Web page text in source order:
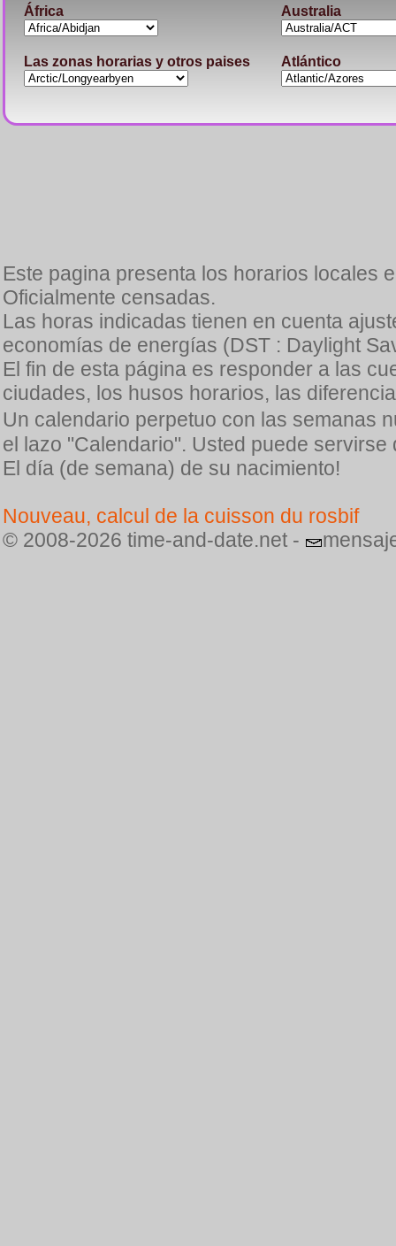
África Australia
Las zonas horarias y otros paises Atlántico
Este pagina presenta los horarios locales
Oficialmente censadas.
Las horas indicadas tienen en cuenta
economías de energías (DST : Daylight
El fin de esta página es responder a las
ciudades, los husos horarios, las
Un calendario perpetuo con las semanas
el lazo "Calendario". Usted puede
El día (de semana) de su nacimiento!
Nouveau, calcul de la cuisson du rosbif
© 2008-2026 time-and-date.net -